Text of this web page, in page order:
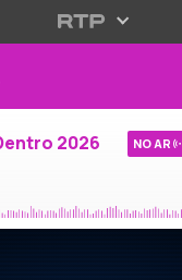
2026 NO AR